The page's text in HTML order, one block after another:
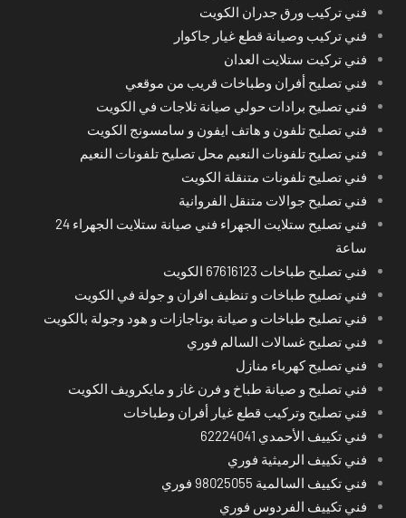
فني تركيب ورق جدران الكويت
فني تركيب وصيانة قطع غيار جاكوار
فني تركيت ستلايت العدان
فني تصليح أفران وطباخات قريب من موقعي
فني تصليح برادات حولي صيانة ثلاجات في الكويت
فني تصليح تلفون و هاتف ايفون و سامسونج الكويت
فني تصليح تلفونات النعيم محل تصليح تلفونات النعيم
فني تصليح تلفونات متنقلة الكويت
فني تصليح جوالات متنقل الفروانية
فني تصليح ستلايت الجهراء فني صيانة ستلايت الجهراء 24
ساعة
فني تصليح طباخات 67616123 الكويت
فني تصليح طباخات و تنظيف افران و جولة في الكويت
فني تصليح طباخات و صيانة بوتاجازات و هود وجولة بالكويت
فني تصليح غسالات السالم فوري
فني تصليح كهرباء منازل
فني تصليح و صيانة طباخ و فرن غاز و مايكرويف الكويت
فني تصليح وتركيب قطع غيار أفران وطباخات
فني تكييف الأحمدي 62224041
فني تكييف الرميثية فوري
فني تكييف السالمية 98025055 فوري
فني تكييف الفردوس فوري